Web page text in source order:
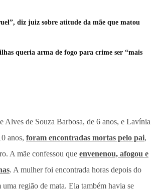
diz juiz sobre atitude da mãe que matou
queria arma de fogo para crime ser “mais
Alves de Souza Barbosa, de 6 anos, e Lavínia
anos, foram encontradas mortas pelo pai,
A mãe confessou que envenenou, afogou e
. A mulher foi encontrada horas depois do
região de mata. Ela também havia se